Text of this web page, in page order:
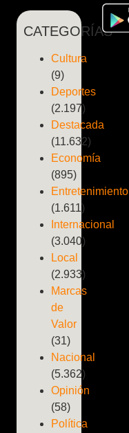
CATEGORÍAS
Cultura
(9)
Deportes
(2.197)
Destacada
(11.632)
Economía
(895)
Entretenimiento
(1.611)
Internacional
(3.040)
Local
(2.933)
Marcas
de
Valor
(31)
Nacional
(5.362)
Opinión
(58)
Política